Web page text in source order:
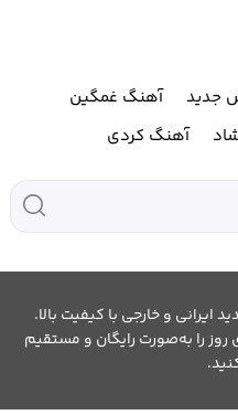
جدید
آهنگ غمگین
آهنگ کردی
و خارجی با کیفیت بالا.
را به‌صورت رایگان و مستقیم